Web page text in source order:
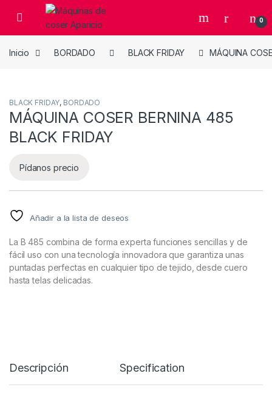
Skip to navigation
Skip to content
Open 0
Inicio BORDADO BLACK FRIDAY MÁQUINA
BLACK FRIDAY, BORDADO
MÁQUINA COSER BERNINA 485
BLACK FRIDAY
Pídanos precio
Añadir a la lista de deseos
La B 485 combina de forma experta funciones sencillas y de
fácil uso con una tecnología innovadora que garantiza unas
puntadas perfectas en cualquier tipo de tejido, desde cuero
hasta telas delicadas.
Descripción Specification